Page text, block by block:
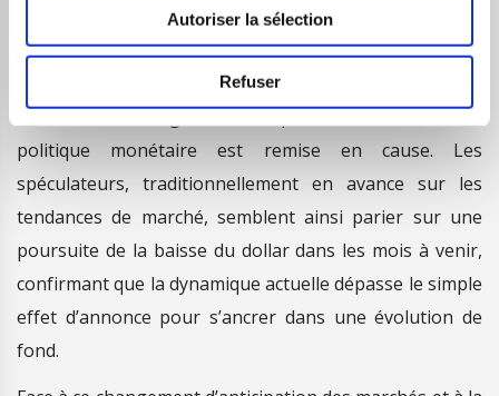
Autoriser la sélection
Refuser
Ce mouvement est d’autant plus significatif qu’il
intervient alors que les fondamentaux économiques
américains se dégradent et que la crédibilité de la
politique monétaire est remise en cause. Les
spéculateurs, traditionnellement en avance sur les
tendances de marché, semblent ainsi parier sur une
poursuite de la baisse du dollar dans les mois à venir,
confirmant que la dynamique actuelle dépasse le simple
effet d’annonce pour s’ancrer dans une évolution de
fond.